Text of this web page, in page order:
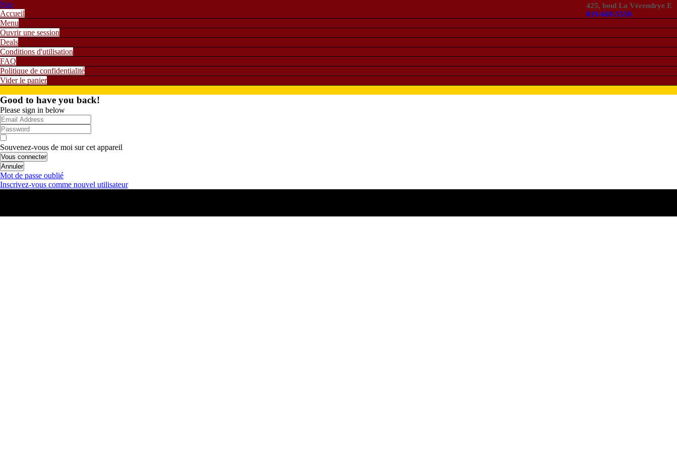
Nav
425, boul La Vérendrye E
819-669-5550
Accueil
Menu
Ouvrir une session
Deals
Conditions d'utilisation
FAQ
Politique de confidentialité
Vider le panier
Good to have you back!
Please sign in below
Souvenez-vous de moi sur cet appareil
Vous connecter
Annuler
Mot de passe oublié
Inscrivez-vous comme nouvel utilisateur